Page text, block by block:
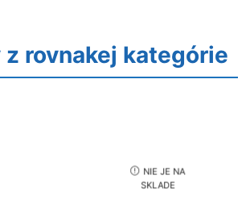
rovnakej kategórie
NIE JE NA
SKLADE